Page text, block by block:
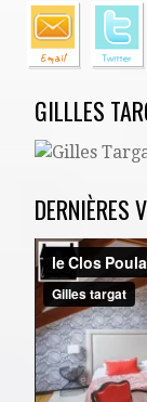
GILLLES
DERNIÈRES
Lecteur
vidéo